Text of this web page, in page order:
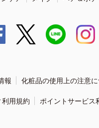
報 化粧品の使用上の注意
用規約 ポイントサービス